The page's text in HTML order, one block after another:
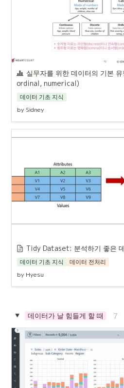
실무자를 위한 데이터의 기본
ordinal, numerical)
데이터 기초 지식
by Sidney
Tidy Dataset: 분석하기 좋은
데이터 기초 지식
데이터 전처리
by Hyesu
데이터가 날 힘들게 할 때 7